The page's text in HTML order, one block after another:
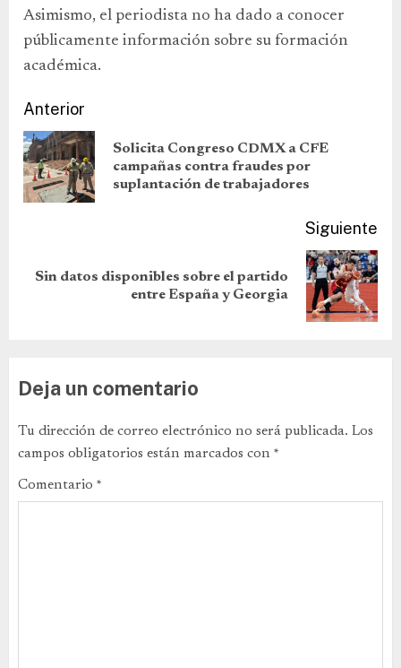
Asimismo, el periodista no ha dado a conocer
públicamente información sobre su formación
académica.
Anterior
Solicita Congreso CDMX a CFE
campañas contra fraudes por
suplantación de trabajadores
Siguiente
Sin datos disponibles sobre el partido
entre España y Georgia
Deja un comentario
Tu dirección de correo electrónico no será publicada. Los
campos obligatorios están marcados con *
Comentario *